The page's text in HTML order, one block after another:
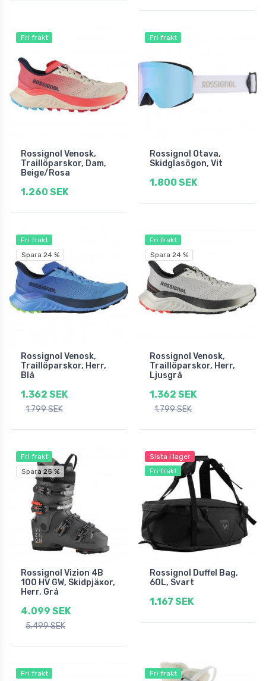
Fri frakt
Rossignol Venosk,
Traillöparskor, Dam,
Beige/Rosa
1.260 SEK
Fri frakt
Rossignol Otava,
Skidglasögon, Vit
1.800 SEK
Fri frakt
Spara 24 %
Rossignol Venosk,
Traillöparskor, Herr,
Blå
1.362 SEK
1.799 SEK
Fri frakt
Spara 24 %
Rossignol Venosk,
Traillöparskor, Herr,
Ljusgrå
1.362 SEK
1.799 SEK
Fri frakt
Spara 25 %
Rossignol Vizion 4B
100 HV GW, Skidpjäxor,
Herr, Grå
4.099 SEK
5.499 SEK
Sista i lager
Fri frakt
Rossignol Duffel Bag,
60L, Svart
1.167 SEK
Fri frakt Fri frakt